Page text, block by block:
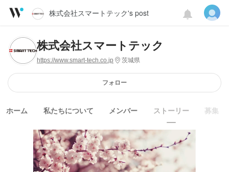
株式会社スマートテック's post
株式会社スマートテック
https://www.smart-tech.co.jp 茨城県
フォロー
ホーム 私たちについて メンバー ストーリー 募集